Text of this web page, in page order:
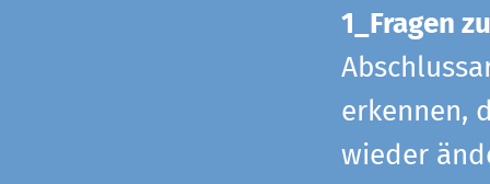
1_Fragen
erkennen,
wieder